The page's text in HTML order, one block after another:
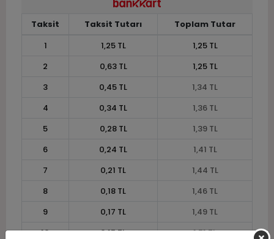
Taksit Taksit Tutarı
Toplam Tutar
1
1,25 TL
1,25 TL
2
0,63 TL
1,25 TL
3
0,45 TL
1,34 TL
4
0,34 TL
1,36 TL
5
0,28 TL
1,39 TL
6
0,24 TL
1,41 TL
7
0,21 TL
1,44 TL
8
0,18 TL
1,46 TL
9
0,17 TL
1,49 TL
10
0,15 TL
1,51 TL